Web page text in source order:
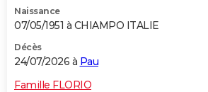
Naissance
07/05/1951 à CHIAMPO ITALIE
Décès
24/07/2026 à Pau
Famille FLORIO